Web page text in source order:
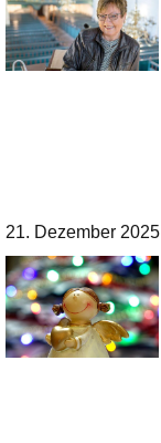
21. Dezember 2025